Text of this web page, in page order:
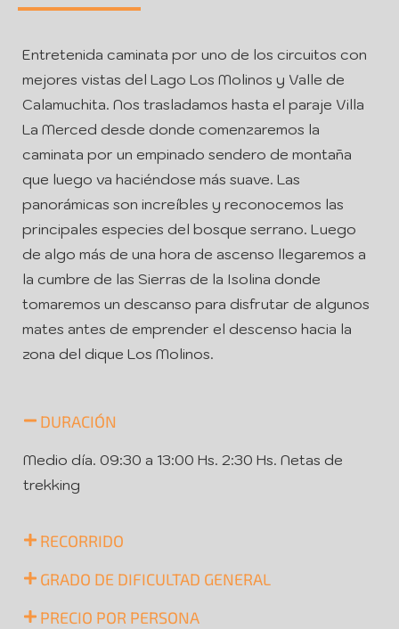
Entretenida caminata por uno de los circuitos con
mejores vistas del Lago Los Molinos y Valle de
Calamuchita. Nos trasladamos hasta el paraje Villa
La Merced desde donde comenzaremos la
caminata por un empinado sendero de montaña
que luego va haciéndose más suave. Las
panorámicas son increíbles y reconocemos las
principales especies del bosque serrano. Luego
de algo más de una hora de ascenso llegaremos a
la cumbre de las Sierras de la Isolina donde
tomaremos un descanso para disfrutar de algunos
mates antes de emprender el descenso hacia la
zona del dique Los Molinos.
DURACIÓN
Medio día. 09:30 a 13:00 Hs. 2:30 Hs. Netas de
trekking
RECORRIDO
GRADO DE DIFICULTAD GENERAL
PRECIO POR PERSONA